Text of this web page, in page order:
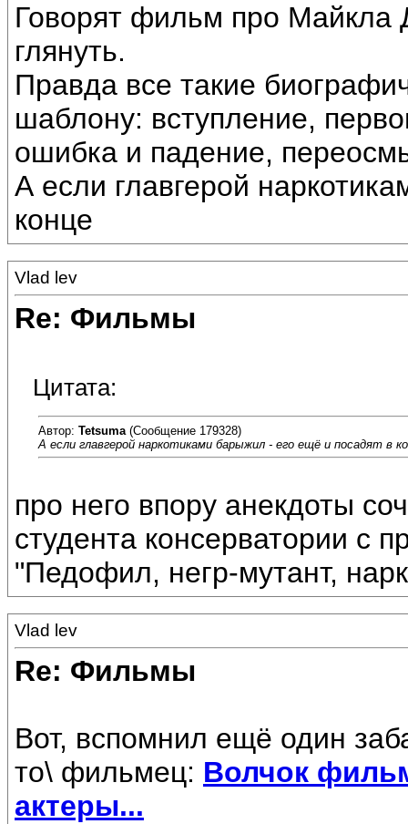
Говорят фильм про Майкла
глянуть.
Правда все такие
шаблону: вступление,
ошибка и падение,
А если главгерой
конце
Vlad lev
Re: Фильмы
Цитата:
Автор: Tetsuma (Сообщение 179328)
А если главгерой наркотиками барыжил - его ещё и посадят в
про него впору анекдоты
студента консерватории с
"Педофил, негр-мутант,
Vlad lev
Re: Фильмы
Вот, вспомнил ещё один
то\ фильмец: Волчок
актеры...